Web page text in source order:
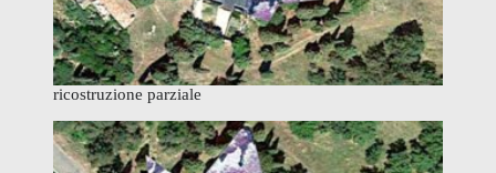
ricostruzione parziale